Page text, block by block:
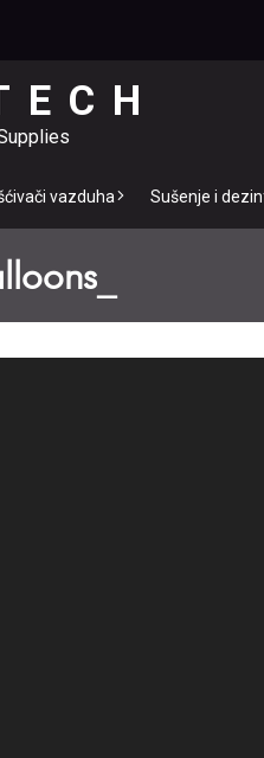
vazduha Sušenje i